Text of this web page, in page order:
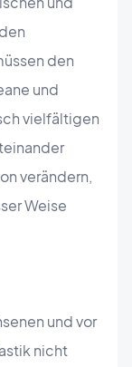
den
und
vielfältigen
verändern,
Weise
und vor
nicht